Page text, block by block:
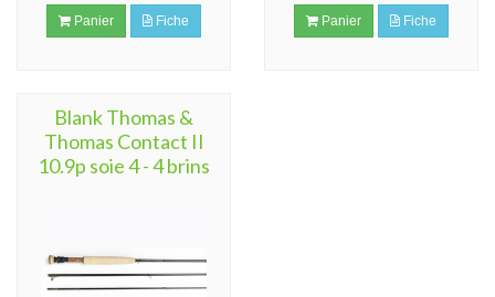
Panier Fiche Panier Fiche
Blank Thomas &
Thomas Contact II
10.9p soie 4 - 4 brins